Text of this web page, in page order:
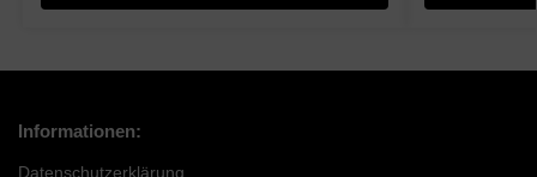
Informationen:
Datenschutzerklärung